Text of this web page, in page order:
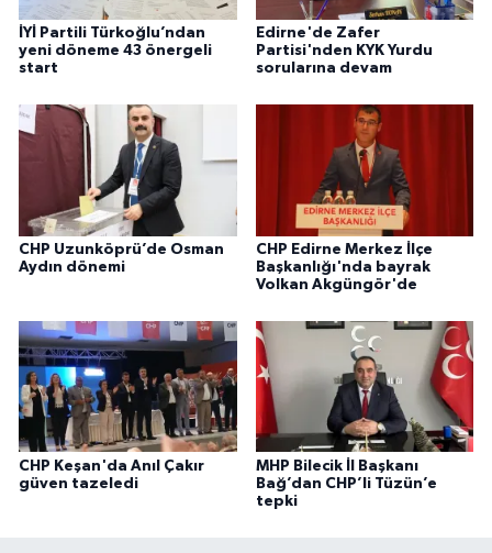
İYİ Partili Türkoğlu’ndan
yeni döneme 43 önergeli
start
Edirne'de Zafer
Partisi'nden KYK Yurdu
sorularına devam
CHP Uzunköprü’de Osman
Aydın dönemi
CHP Edirne Merkez İlçe
Başkanlığı'nda bayrak
Volkan Akgüngör'de
CHP Keşan'da Anıl Çakır
güven tazeledi
MHP Bilecik İl Başkanı
Bağ’dan CHP’li Tüzün’e
tepki